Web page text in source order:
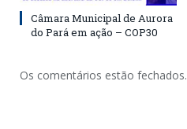
Câmara Municipal de Aurora
do Pará em ação – COP30
Os comentários estão fechados.